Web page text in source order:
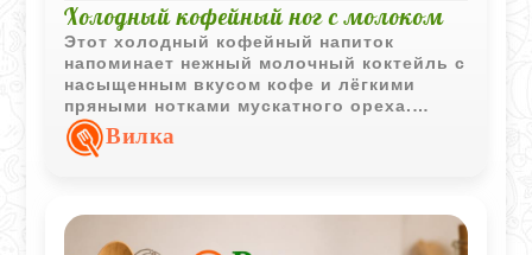
Холодный кофейный ног с молоком
Этот холодный кофейный напиток
напоминает нежный молочный коктейль с
насыщенным вкусом кофе и лёгкими
пряными нотками мускатного ореха.
Благодаря яйцам текстура получается
особенно мягкой и кремовой.
Вилка